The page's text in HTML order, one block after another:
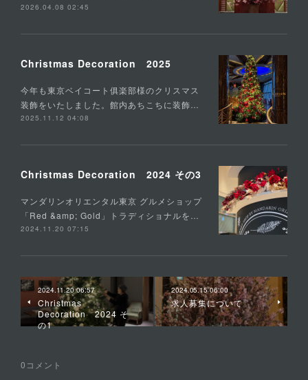
2026.04.08 02:45
Christmas Decoration 2025
今年も東京ベイコート俱楽部様のクリスマス
装飾をいたしました。館内あちこちに装飾…
2025.11.12 04:08
Christmas Decoration 2024 その3
マンダリンオリエンタル東京 グルメショップ
「Red &amp; Gold」トラディショナルを…
2024.11.20 07:15
2024.11.20 06:57
Christmas
Decoration 2024 そ
の1
2024.05.15 06:00
求人募集について
0 コメント